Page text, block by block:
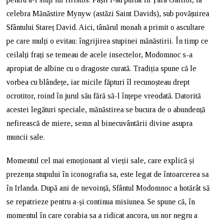
celebra Mănăstire Mynyw (astăzi Saint Davids), sub povățuirea
Sfântului Stareț David. Aici, tânărul monah a primit o ascultare
pe care mulți o evitau: îngrijirea stupinei mănăstirii. În timp ce
ceilalți frați se temeau de acele insectelor, Modomnoc s-a
apropiat de albine cu o dragoste curată. Tradiția spune că le
vorbea cu blândețe, iar micile făpturi îl recunoșteau drept
ocrotitor, roind în jurul său fără să-l înțepe vreodată. Datorită
acestei legături speciale, mănăstirea se bucura de o abundență
nefirească de miere, semn al binecuvântării divine asupra
muncii sale.
Momentul cel mai emoționant al vieții sale, care explică și
prezența stupului în iconografia sa, este legat de întoarcerea sa
în Irlanda. După ani de nevoință, Sfântul Modomnoc a hotărât să
se repatrieze pentru a-și continua misiunea. Se spune că, în
momentul în care corabia sa a ridicat ancora, un nor negru a